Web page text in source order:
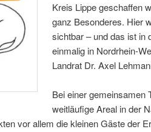
Kreis Lippe geschaffen
ganz Besonderes. Hier
sichtbar – und das ist in
einmalig in Nordrhein-
Landrat Dr. Axel
Bei einer gemeinsamen
weitläufige Areal in der
vor allem die kleinen Gäste der